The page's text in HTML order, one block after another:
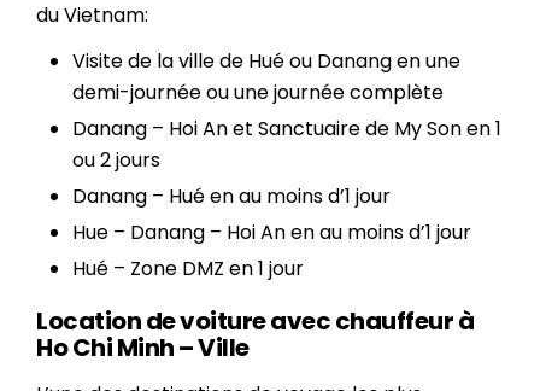
du Vietnam:
Visite de la ville de Hué ou Danang enune
demi-journée ou une journée complète
Danang – Hoi An et Sanctuaire de My Son en 1
ou 2 jours
Danang – Hué enau moins d’1 jour
Hue – Danang – Hoi An en au moins d’1 jour
Hué – Zone DMZ en 1 jour
Location de voiture avec chauffeur à
Ho Chi Minh – Ville